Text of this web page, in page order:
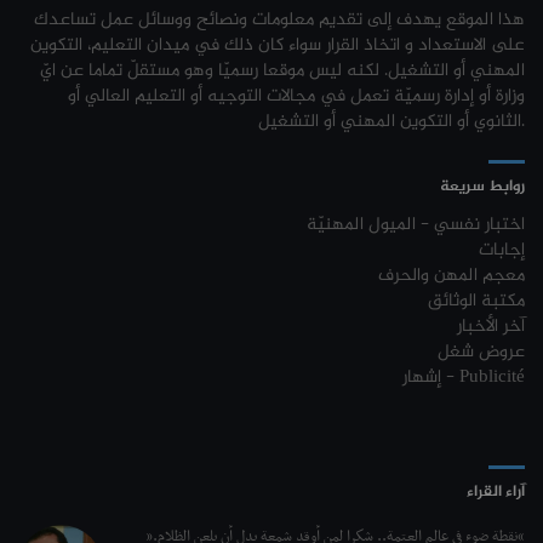
03-08 جامعة القيروان : بلاغ خاص بالطلبة منقوصي الوثائق
03-08
2027
24-01 نتائج مناظرة الإلتحاق بالتكوين في مستوى مؤهل التقني السامي - دورة فيفري
2024
21-11 مناظرة إنتداب ضباط إصلاح بوزارة العدل لسنة 2023
17-11
20-09
14-09 موعد افتتاح السنة التكوينية 2023-2024
17-07 تمديد آجال الترشح لمناظرة الدخول للأكاديميات العسكرية 2023-2024
31-12
12-05 200 منحة لطلبة الطب التونسيين في جامعة هارفارد ‏الأمريكية‏
هذا الموقع يهدف إلى تقديم معلومات ونصائح ووسائل عمل تساعدك
على الاستعداد و اتخاذ القرار سواء كان ذلك في ميدان التعليم، التكوين
المهني أو التشغيل. لكنه ليس موقعا رسميّا وهو مستقلّ تماما عن ايّ
وزارة أو إدارة رسميّة تعمل في مجالات التوجيه أو التعليم العالي أو
الثانوي أو التكوين المهني أو التشغيل.
روابط سريعة
اختبار نفسي - الميول المهنيّة
إجابات
معجم المهن والحرف
مكتبة الوثائق
آخر الأخبار
عروض شغل
إشهار - Publicité
آراء القراء
“نقطة ضوء في عالم العتمة.. شكرا لمن أوقد شمعة بدل أن يلعن الظلام.”